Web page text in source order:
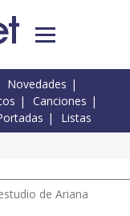
Novedades
Canciones
Listas
de Ariana